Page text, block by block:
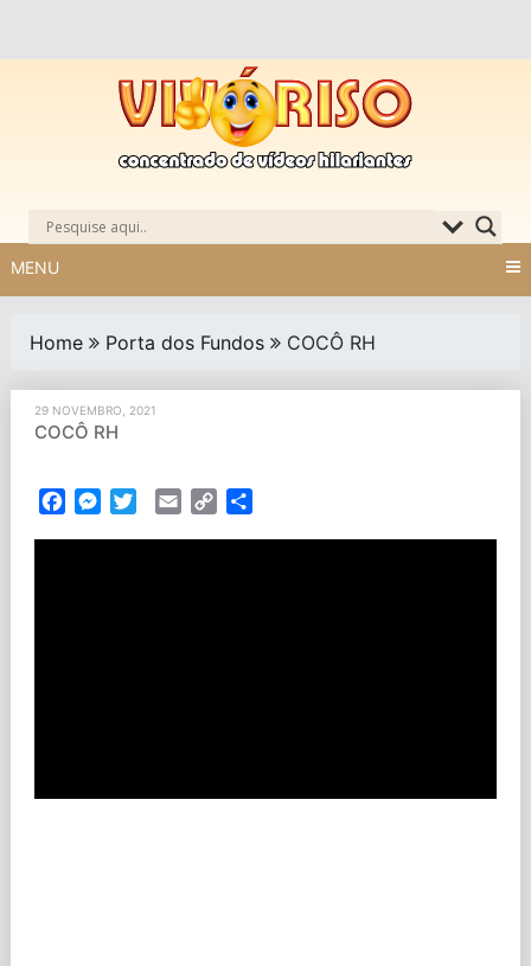
MENU
Home Porta dos Fundos COCÔ RH
29 NOVEMBRO, 2021
COCÔ RH
FacebookMessenger
TwitterEmail Copy